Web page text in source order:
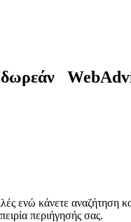
δωρεάν
ενώ κάνετε
περιήγησής σας.